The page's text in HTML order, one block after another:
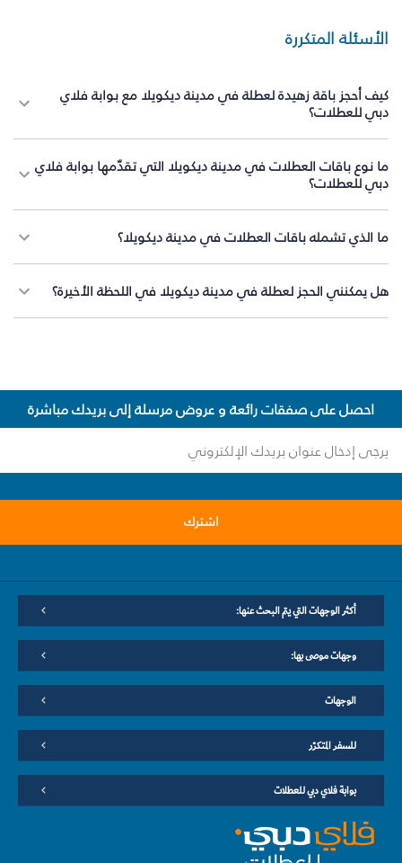
الأسئلة المتكررة
كيف أحجز باقة زهيدة لعطلة في مدينة ديكويلا مع بوابة فلاي
دبي للعطلات؟
ما نوع باقات العطلات في مدينة ديكويلا التي تقدّمها بوابة فلاي
دبي للعطلات؟
ما الذي تشمله باقات العطلات في مدينة ديكويلا؟
هل يمكنني الحجز لعطلة في مدينة ديكويلا في اللحظة الأخيرة؟
احصل على صفقات رائعة و عروض مرسلة إلى بريدك مباشرة
اشترك
أكثر الوجهات التي يتم البحث عنها:
وجهات موصى بها:
الوجهات
للسفر المتكرّر
بوابة فلاي دبي للعطلات